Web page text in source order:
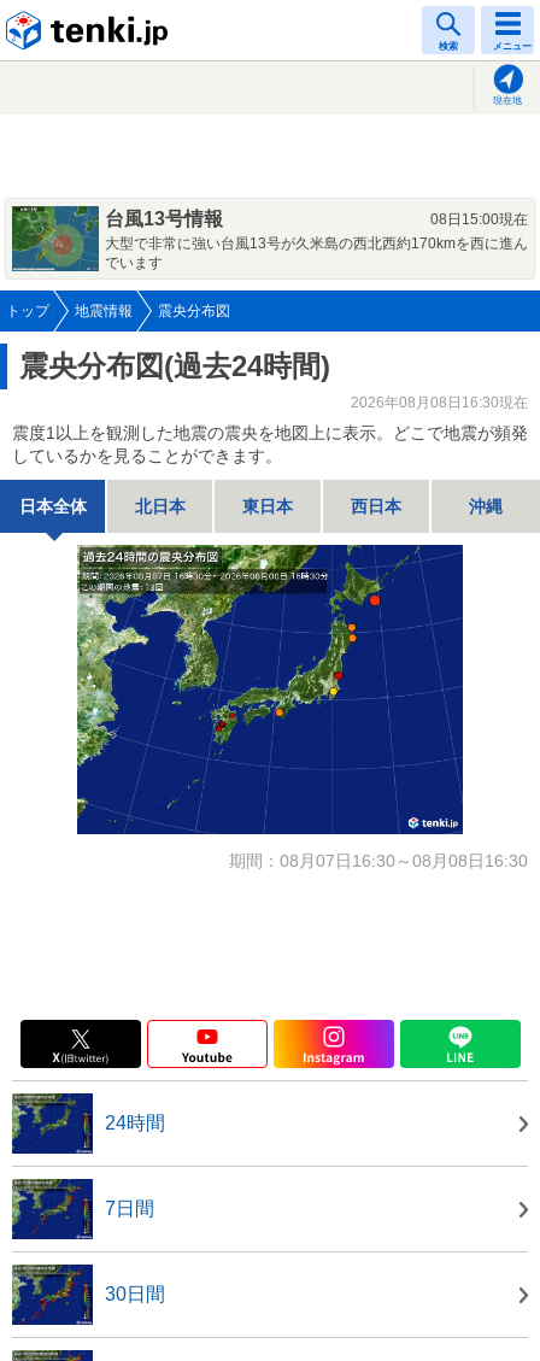
検索 メニュー
現在地
台風13号情報
08日15:00現在
大型で非常に強い台風13号が久米島の西北西約170kmを西に進ん
でいます
トップ 地震情報 震央分布図
震央分布図(過去24時間)
2026年08月08日16:30現在
震度1以上を観測した地震の震央を地図上に表示。どこで地震が頻発
しているかを見ることができます。
日本全体 北日本 東日本 西日本 沖縄
期間：08月07日16:30～08月08日16:30
24時間
7日間
30日間